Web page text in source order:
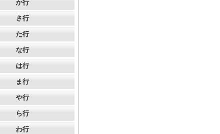
か行
さ行
た行
な行
は行
ま行
や行
ら行
わ行